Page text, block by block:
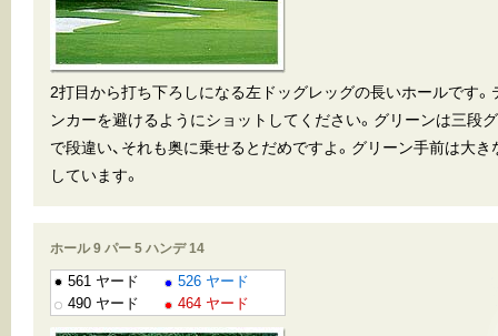
2打目から打ち下ろしになる左ドッグレッグの長いホールです
ンカーを避けるようにショットしてください。グリーンは三段
で段違い、それも奥に乗せるとだめですよ。グリーン手前は大
しています。
ホール 9 パー 5 ハンデ 14
561 ヤード
526 ヤード
490 ヤード
464 ヤード